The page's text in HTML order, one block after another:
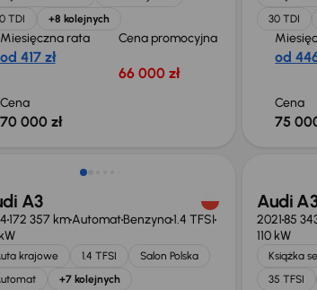
TDI
+8 kolejnych
Miesięczna rata
od 417 zł
Cena promocyjna
66 000 zł
Cena
70 000 zł
30 TDI
od
Cena
75
A3
172 357 kmAutomatBenzyna1.4 TFSI
krajowe 1.4 TFSI
Salon Polska
+7 kolejnych
Taniej
Audi
202185
110 kW
Książka
35 TFSI